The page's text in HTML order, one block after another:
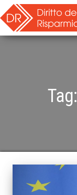
Tag: